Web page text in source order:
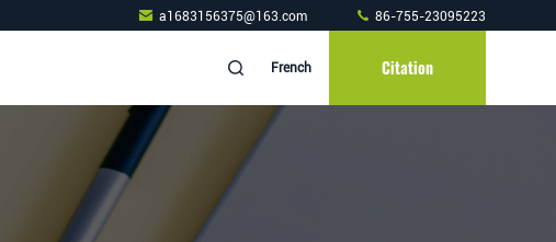
a1683156375@163.com 86-755-23095223
French Citation